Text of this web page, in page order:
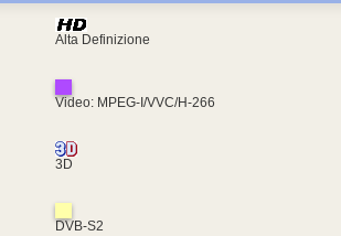
Alta Definizione
Video: MPEG-I/VVC/H-266
3D
DVB-S2